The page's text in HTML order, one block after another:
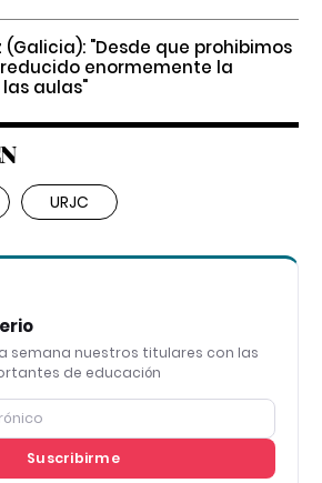
(Galicia): "Desde que prohibimos
enormemente la
aulas"
URJC
semana nuestros titulares con las
de educación
Suscribirme